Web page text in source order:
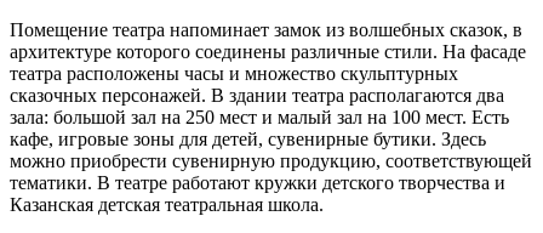
Помещение театра напоминает замок из волшебных сказок, в
архитектуре которого соединены различные стили. На фасаде
театра расположены часы и множество скульптурных
сказочных персонажей. В здании театра располагаются два
зала: большой зал на 250 мест и малый зал на 100 мест. Есть
кафе, игровые зоны для детей, сувенирные бутики. Здесь
можно приобрести сувенирную продукцию, соответствующей
тематики. В театре работают кружки детского творчества и
Казанская детская театральная школа.